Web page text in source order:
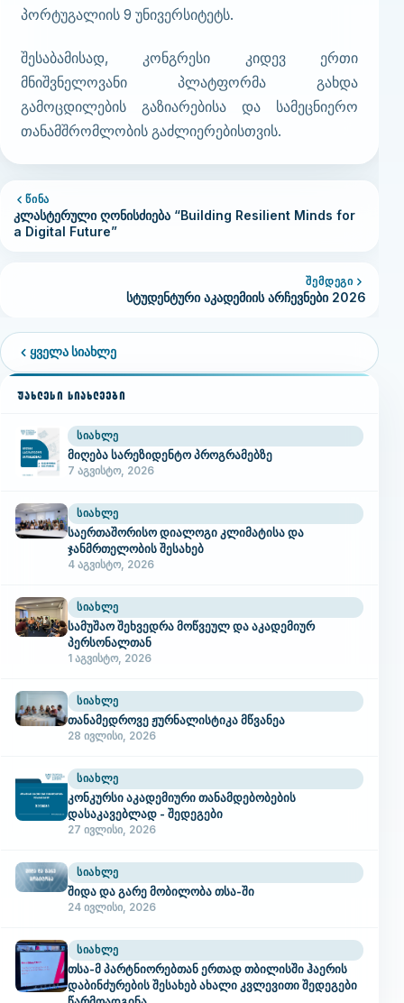
პორტუგალიის 9 უნივერსიტეტს.
შესაბამისად, კონგრესი კიდევ ერთი
მნიშვნელოვანი პლატფორმა გახდა
გამოცდილების გაზიარებისა და სამეცნიერო
თანამშრომლობის გაძლიერებისთვის.
ᲬᲘᲜᲐ
კლასტერული ღონისძიება “Building Resilient Minds for
a Digital Future”
ᲨᲔᲛᲓᲔᲒᲘ
სტუდენტური აკადემიის არჩევნები 2026
ყველა სიახლე
ᲣᲐᲮᲚᲔᲡᲘ ᲡᲘᲐᲮᲚᲔᲔᲑᲘ
ᲡᲘᲐᲮᲚᲔ
მიღება სარეზიდენტო პროგრამებზე
7 აგვისტო, 2026
ᲡᲘᲐᲮᲚᲔ
საერთაშორისო დიალოგი კლიმატისა და
ჯანმრთელობის შესახებ
4 აგვისტო, 2026
ᲡᲘᲐᲮᲚᲔ
სამუშაო შეხვედრა მოწვეულ და აკადემიურ
პერსონალთან
1 აგვისტო, 2026
ᲡᲘᲐᲮᲚᲔ
თანამედროვე ჟურნალისტიკა მწვანეა
28 ივლისი, 2026
ᲡᲘᲐᲮᲚᲔ
კონკურსი აკადემიური თანამდებობების
დასაკავებლად - შედეგები
27 ივლისი, 2026
ᲡᲘᲐᲮᲚᲔ
შიდა და გარე მობილობა თსა-ში
24 ივლისი, 2026
ᲡᲘᲐᲮᲚᲔ
თსა-მ პარტნიორებთან ერთად თბილისში ჰაერის
დაბინძურების შესახებ ახალი კვლევითი შედეგები